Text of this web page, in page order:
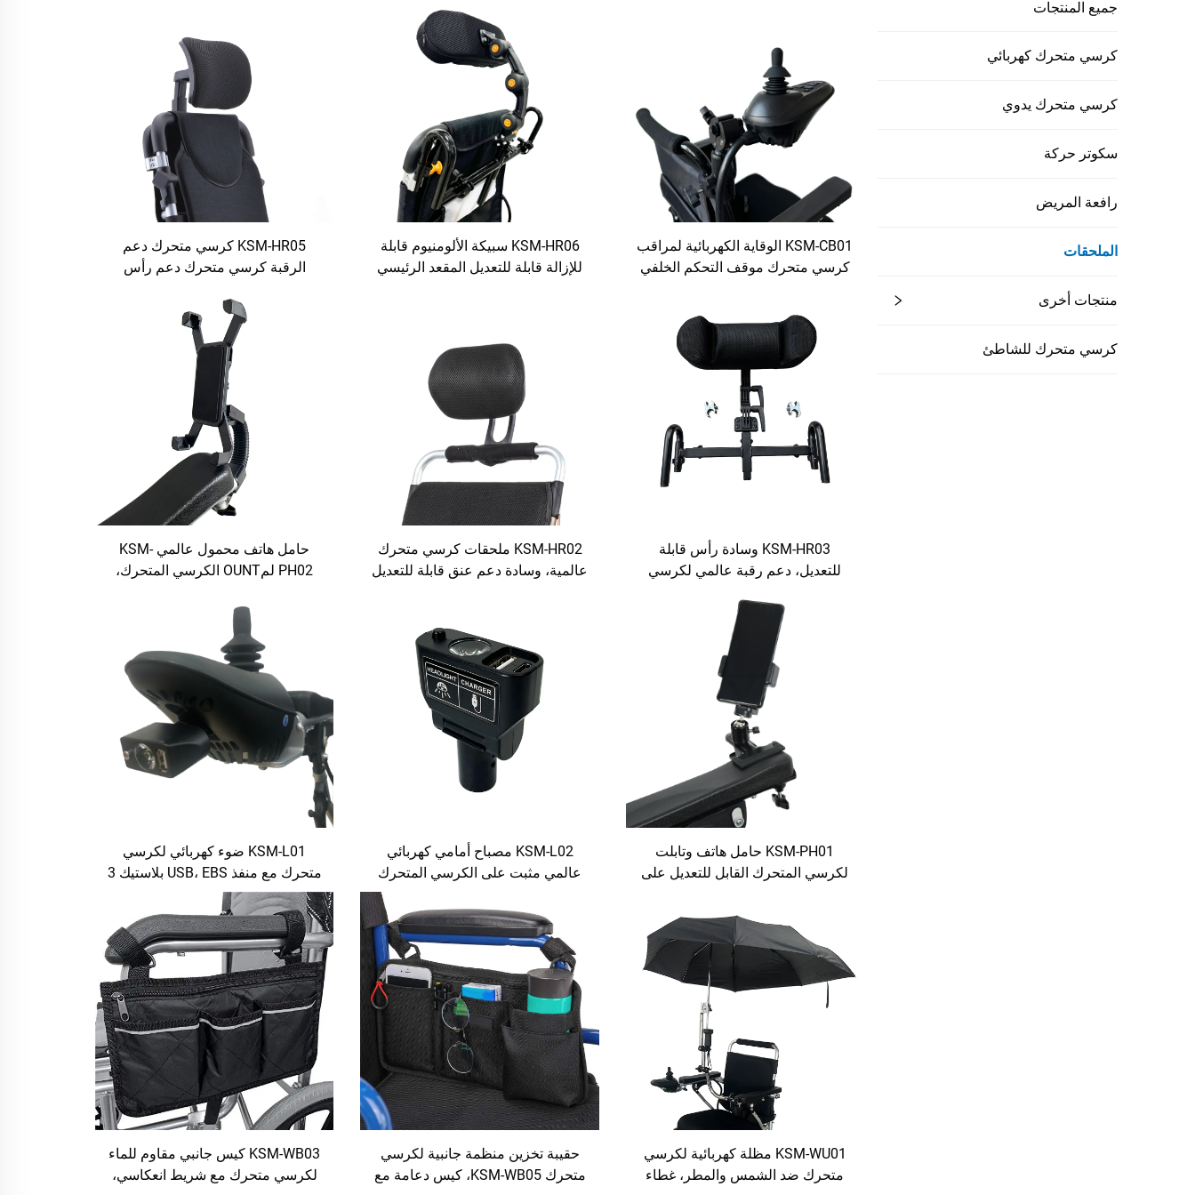
جميع المنتجات
كرسي متحرك كهربائي
كرسي متحرك يدوي
سكوتر حركة
رافعة المريض
الملحقات
منتجات أخرى
كرسي متحرك للشاطئ
KSM-CB01 الوقاية الكهربائية لمراقب
كرسي متحرك موقف التحكم الخلفي
متحرك
KSM-HR06 سبيكة الألومنيوم قابلة
للإزالة قابلة للتعديل المقعد الرئيسي
KSM-HR05 كرسي متحرك دعم
الرقبة كرسي متحرك دعم رأس
الضغط للمسنين لملحقات كرسي
متحرك
KSM-HR03 وسادة رأس قابلة
للتعديل، دعم رقبة عالمي لكرسي
KSM-HR02 ملحقات كرسي متحرك
عالمية، وسادة دعم عنق قابلة للتعديل
حامل هاتف محمول عالمي KSM-
PH02 لمOUNT الكرسي المتحرك،
عربة التسوق، الدراجة، دراجة نارية
مقابض القيادة
KSM-PH01 حامل هاتف وتابلت
لكرسي المتحرك القابل للتعديل على
الحركة
KSM-L02 مصباح أمامي كهربائي
عالمي مثبت على الكرسي المتحرك
مع أضواء LED ومزود بشاحن USB
لكراسي المتحركة 3 صواميل من نوع
XLR لمصابيح الكراسي المتحركة
KSM-L01 ضوء كهربائي لكرسي
متحرك مع منفذ USB، EBS بلاستيك 3
قابلة للتعديل مضيء بالليد
KSM-WU01 مظلة كهربائية لكرسي
متحرك ضد الشمس والمطر، غطاء
حقيبة تخزين منظمة جانبية لكرسي
متحرك KSM-WB05، كيس دعامة مع
KSM-WB03 كيس جانبي مقاوم للماء
لكرسي متحرك مع شريط انعكاسي،